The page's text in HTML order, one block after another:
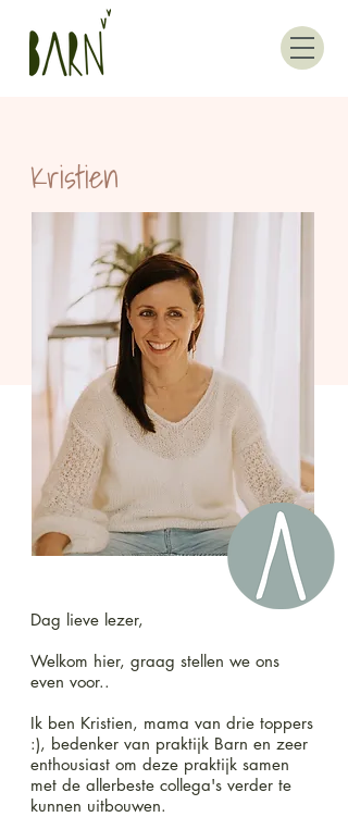
Kristien
Dag lieve lezer,
Welkom hier, graag stellen we ons
even voor..
Ik ben Kristien, mama van drie toppers
:), bedenker van praktijk Barn en zeer
enthousiast om deze praktijk samen
met de allerbeste collega's verder te
kunnen uitbouwen.